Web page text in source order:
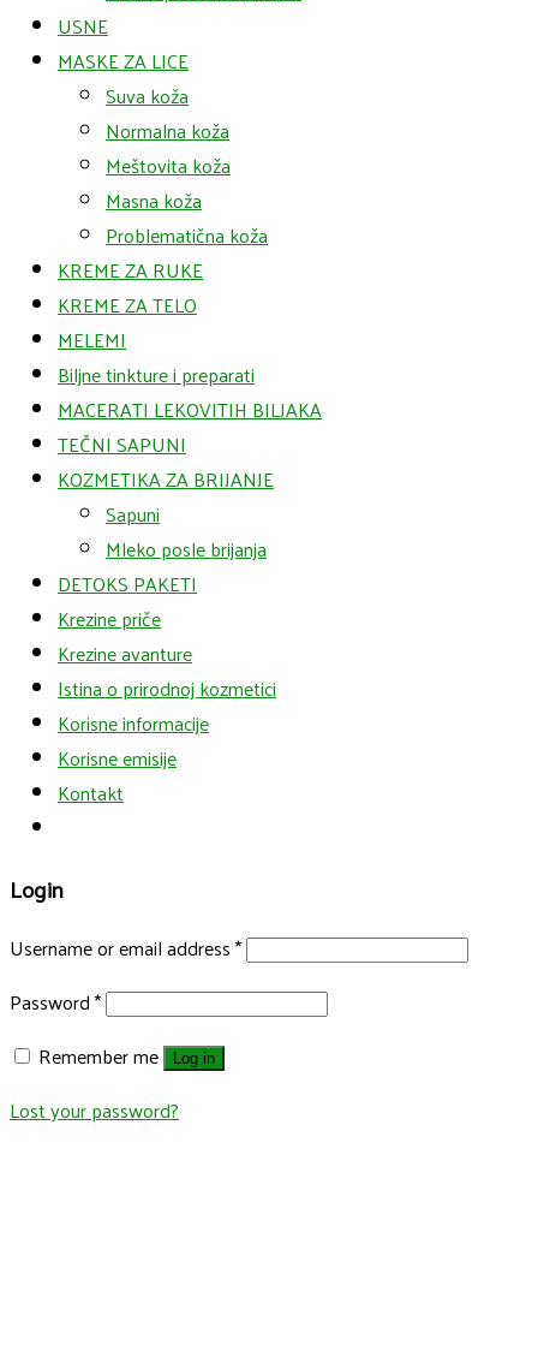
USNE
MASKE ZA LICE
Suva koža
Normalna koža
Meštovita koža
Masna koža
Problematična koža
KREME ZA RUKE
KREME ZA TELO
MELEMI
Biljne tinkture i preparati
MACERATI LEKOVITIH BILJAKA
TEČNI SAPUNI
KOZMETIKA ZA BRIJANJE
Sapuni
Mleko posle brijanja
DETOKS PAKETI
Krezine priče
Krezine avanture
Istina o prirodnoj kozmetici
Korisne informacije
Korisne emisije
Kontakt
Login
Username or email address*
Password*
Remember me
Log in
Lost your password?